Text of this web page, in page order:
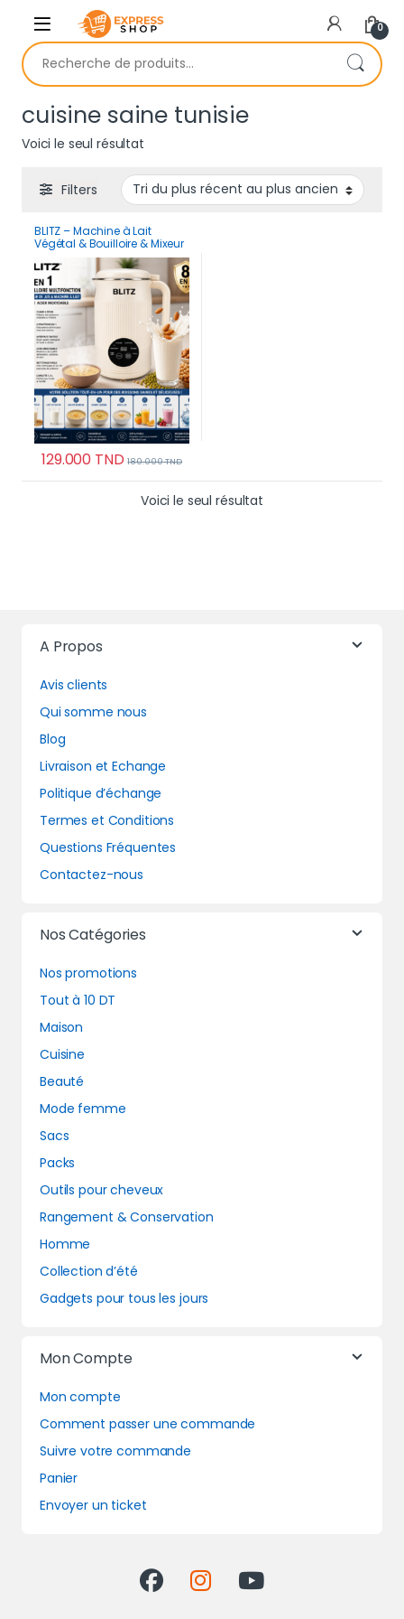
Skip to navigation
Skip to content
0
Recherche pour :
cuisine saine tunisie
Voici le seul résultat
Filters
BLITZ – Machine à Lait
Végétal & Bouilloire & Mixeur
8en1 – 1,2 L, Prépare Lait
d’Amande, Avoine, Soja, Jus,
Smoothies, Soupes,
Nettoyage Automatique
129.000 TND 180.000TND
Voici le seul résultat
A Propos
Avis clients
Qui somme nous
Blog
Livraison et Echange
Politique d’échange
Termes et Conditions
Questions Fréquentes
Contactez-nous
Nos Catégories
Nos promotions
Tout à 10 DT
Maison
Cuisine
Beauté
Mode femme
Sacs
Packs
Outils pour cheveux
Rangement & Conservation
Homme
Collection d’été
Gadgets pour tous les jours
Mon Compte
Mon compte
Comment passer une commande
Suivre votre commande
Panier
Envoyer un ticket